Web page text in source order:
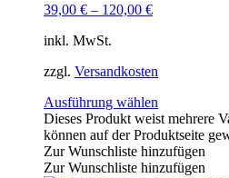
39,00 € – 120,00 €
inkl. MwSt.
zzgl. Versandkosten
Ausführung wählen
Dieses Produkt weist mehrere
können auf der Produktseite
Zur Wunschliste hinzufügen
Zur Wunschliste hinzufügen